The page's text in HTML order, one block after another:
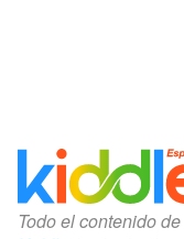
Todo el contenido